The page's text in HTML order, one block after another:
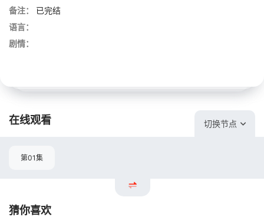
备注：
已完结
语言：
剧情：
在线观看 切换节点
第01集
猜你喜欢